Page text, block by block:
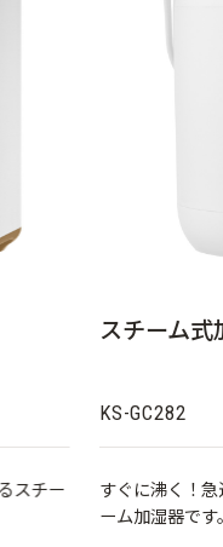
スチー
スチーム式
KS-GC282
すぐに沸く！
ーム加湿器です